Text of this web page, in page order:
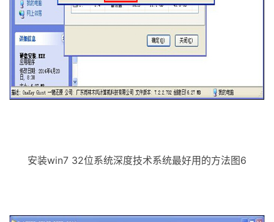
安装win7 32位系统深度技术系统最好用的方法图6